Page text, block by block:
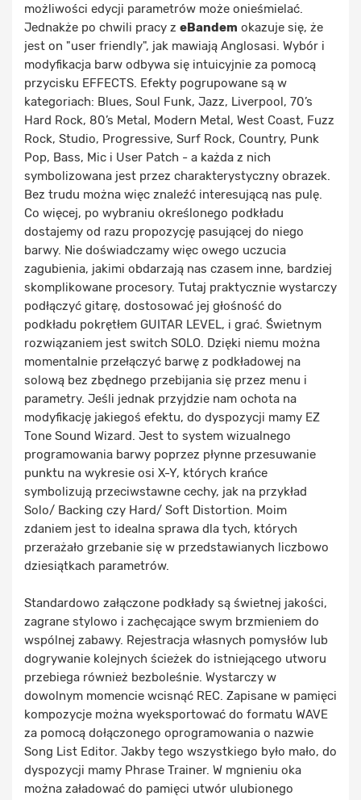
możliwości edycji parametrów może onieśmielać.
Jednakże po chwili pracy z eBandem okazuje się, że
jest on "user friendly", jak mawiają Anglosasi. Wybór i
modyfikacja barw odbywa się intuicyjnie za pomocą
przycisku EFFECTS. Efekty pogrupowane są w
kategoriach: Blues, Soul Funk, Jazz, Liverpool, 70’s
Hard Rock, 80’s Metal, Modern Metal, West Coast, Fuzz
Rock, Studio, Progressive, Surf Rock, Country, Punk
Pop, Bass, Mic i User Patch - a każda z nich
symbolizowana jest przez charakterystyczny obrazek.
Bez trudu można więc znaleźć interesującą nas pulę.
Co więcej, po wybraniu określonego podkładu
dostajemy od razu propozycję pasującej do niego
barwy. Nie doświadczamy więc owego uczucia
zagubienia, jakimi obdarzają nas czasem inne, bardziej
skomplikowane procesory. Tutaj praktycznie wystarczy
podłączyć gitarę, dostosować jej głośność do
podkładu pokrętłem GUITAR LEVEL, i grać. Świetnym
rozwiązaniem jest switch SOLO. Dzięki niemu można
momentalnie przełączyć barwę z podkładowej na
solową bez zbędnego przebijania się przez menu i
parametry. Jeśli jednak przyjdzie nam ochota na
modyfikację jakiegoś efektu, do dyspozycji mamy EZ
Tone Sound Wizard. Jest to system wizualnego
programowania barwy poprzez płynne przesuwanie
punktu na wykresie osi X-Y, których krańce
symbolizują przeciwstawne cechy, jak na przykład
Solo/ Backing czy Hard/ Soft Distortion. Moim
zdaniem jest to idealna sprawa dla tych, których
przerażało grzebanie się w przedstawianych liczbowo
dziesiątkach parametrów.
Standardowo załączone podkłady są świetnej jakości,
zagrane stylowo i zachęcające swym brzmieniem do
wspólnej zabawy. Rejestracja własnych pomysłów lub
dogrywanie kolejnych ścieżek do istniejącego utworu
przebiega również bezboleśnie. Wystarczy w
dowolnym momencie wcisnąć REC. Zapisane w pamięci
kompozycje można wyeksportować do formatu WAVE
za pomocą dołączonego oprogramowania o nazwie
Song List Editor. Jakby tego wszystkiego było mało, do
dyspozycji mamy Phrase Trainer. W mgnieniu oka
można załadować do pamięci utwór ulubionego